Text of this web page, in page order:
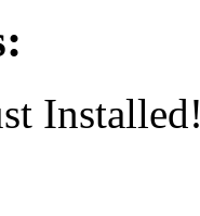
Installed!